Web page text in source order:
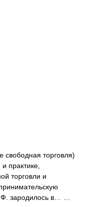
свободная торговля)
практике,
торговли и
Ф. зародилось в… …